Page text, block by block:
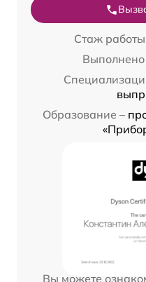
Стаж
Выполнено
Образование –
Вы можете